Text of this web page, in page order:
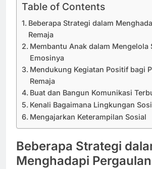
Table of Contents
Beberapa Strategi dalam
Remaja
Membantu Anak dalam Mengelola
Emosinya
Mendukung Kegiatan Positif bagi
Remaja
Buat dan Bangun Komunikasi
Kenali Bagaimana Lingkungan
Mengajarkan Keterampilan Sosial
Beberapa Strategi
Menghadapi